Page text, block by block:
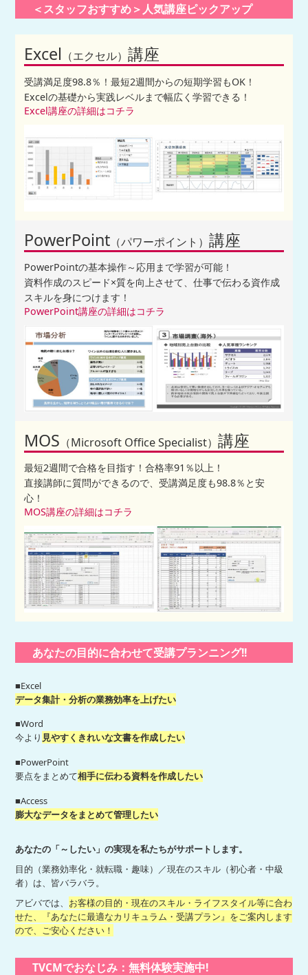
＜スタッフおすすめ＞人気講座ピックアップ
Excel （エクセル）講座
受講満足度98.8％！最短2週間からの短期学習もOK！
Excelの基礎から実践レベルまで幅広く学習できる！
Excel講座の詳細はコチラ
PowerPoint （パワーポイント）講座
PowerPointの基本操作～応用まで学習が可能！
資料作成のスピード×質を向上させて、仕事で伝わる資作成
スキルを身につけます！
PowerPoint講座の詳細はコチラ
MOS （Microsoft Office Specialist）講座
最短2週間で合格を目指す！合格率91％以上！
直接講師に質問ができるので、受講満足度も98.8％と安
心！
MOS講座の詳細はコチラ
あなたの目的に合わせて受講プランニング!!
■Excel
データ集計・分析の業務効率を上げたい
■Word
今より 見やすくきれいな文書を作成したい
■PowerPoint
要点をまとめて相手に伝わる資料を作成したい
■Access
膨大なデータをまとめて管理したい
あなたの「～したい」の実現を私たちがサポートします。
目的（業務効率化・就転職・趣味）／現在のスキル（初心者・中級
者）は、皆バラバラ。
アビバでは、 お客様の目的・現在のスキル・ライフスタイル等に合わ
せた、『あなたに最適なカリキュラム・受講プラン』をご案内します
ので、ご安心ください！
TVCMでおなじみ：無料体験実施中!